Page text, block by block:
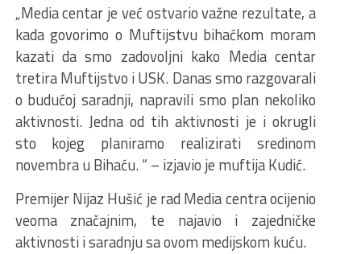
„Media centar je već ostvario važne rezultate, a
kada govorimo o Muftijstvu bihaćkom moram
kazati da smo zadovoljni kako Media centar
tretira Muftijstvo i USK. Danas smo razgovarali
o budućoj saradnji, napravili smo plan nekoliko
aktivnosti. Jedna od tih aktivnosti je i okrugli
sto kojeg planiramo realizirati sredinom
novembra u Bihaću. “ – izjavio je muftija Kudić.
Premijer Nijaz Hušić je rad Media centra ocijenio
veoma značajnim, te najavio i zajedničke
aktivnosti i saradnju sa ovom medijskom kuću.